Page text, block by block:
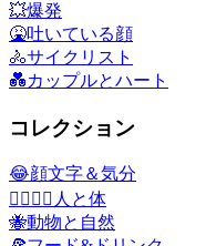
💥爆発
🤮吐いている顔
🚴サイクリスト
💑カップルとハート
コレクション
😂顔文字＆気分
👩‍❤️‍💋‍👨 人と体
🐝動物と自然